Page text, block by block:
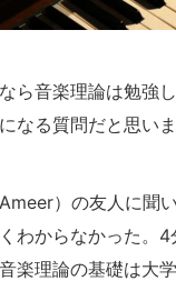
ら音楽理論は勉強
なる質問だと思いま
）の友人に聞
わからなかった。
楽理論の基礎は大